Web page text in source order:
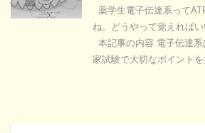
薬学生電子伝達系って
ね。どうやって覚えれば
本記事の内容 電子伝達
家試験で大切なポイント